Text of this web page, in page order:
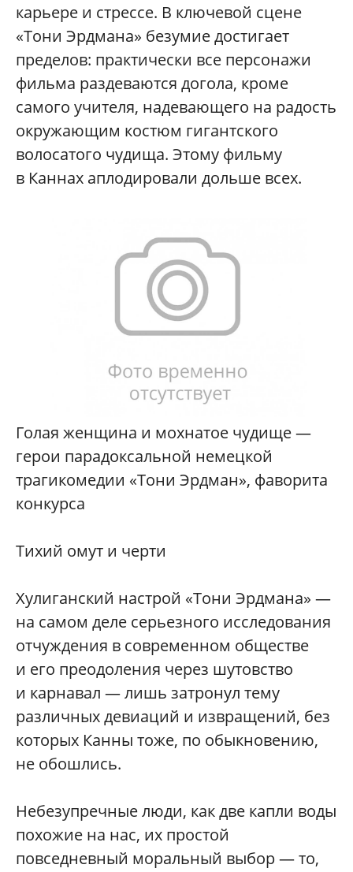
карьере и стрессе. В ключевой сцене
«Тони Эрдмана» безумие достигает
пределов: практически все персонажи
фильма раздеваются догола, кроме
самого учителя, надевающего на радость
окружающим костюм гигантского
волосатого чудища. Этому фильму
в Каннах аплодировали дольше всех.
Голая женщина и мохнатое чудище —
герои парадоксальной немецкой
трагикомедии «Тони Эрдман», фаворита
конкурса
Тихий омут и черти
Хулиганский настрой «Тони Эрдмана» —
на самом деле серьезного исследования
отчуждения в современном обществе
и его преодоления через шутовство
и карнавал — лишь затронул тему
различных девиаций и извращений, без
которых Канны тоже, по обыкновению,
не обошлись.
Небезупречные люди, как две капли воды
похожие на нас, их простой
повседневный моральный выбор — то,